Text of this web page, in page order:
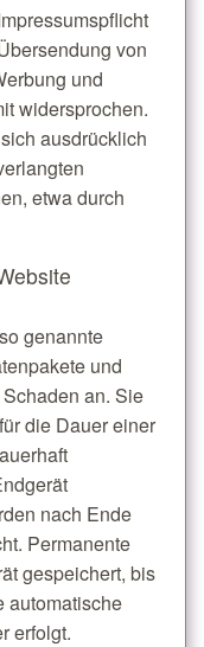
von
und
widersprochen.
ausdrücklich
etwa durch
genannte
und
an. Sie
die Dauer einer
nach Ende
Permanente
gespeichert, bis
automatische
erfolgt.